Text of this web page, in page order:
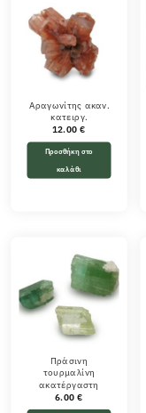
Αραγωνίτης ακαν.
κατειργ.
12.00€
Προσθήκη στο
καλάθι
Πράσινη
τουρμαλίνη
ακατέργαστη
6.00 €